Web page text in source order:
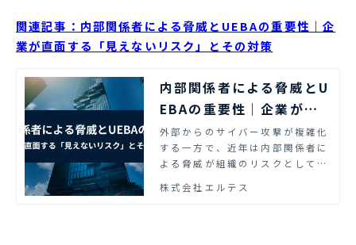
関連記事：内部関係者による脅威とUEBAの重要性｜企
業が直面する「見えないリスク」とその対策
内部関係者による脅威とU
EBAの重要性｜企業が直
面する「見えないリス
ク」とその対策
外部からのサイバー攻撃が複雑化
する一方で、近年は内部関係者に
よる脅威が組織のリスクとして顕
は、内部脅威の定義から特に発生
株式会社エルテス